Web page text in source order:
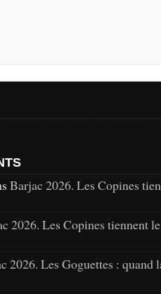
Barjac 2026. Les Copines
2026. Les Copines tiennent
2026. Les Goguettes : quand